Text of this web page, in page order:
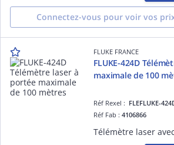
Connectez-vous pour voir vos
FLUKE FRANCE
FLUKE-424D
maximale de 100
Réf Rexel : FLEFLUKE-
Réf Fab :4106866